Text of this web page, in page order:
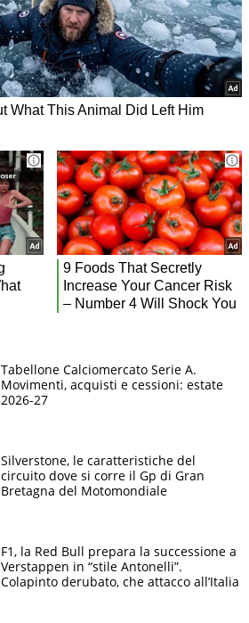
Tabellone Calciomercato Serie A.
Movimenti, acquisti e cessioni: estate
2026-27
Silverstone, le caratteristiche del
circuito dove si corre il Gp di Gran
Bretagna del Motomondiale
F1, la Red Bull prepara la successione a
Verstappen in “stile Antonelli”.
Colapinto derubato, che attacco all’Italia